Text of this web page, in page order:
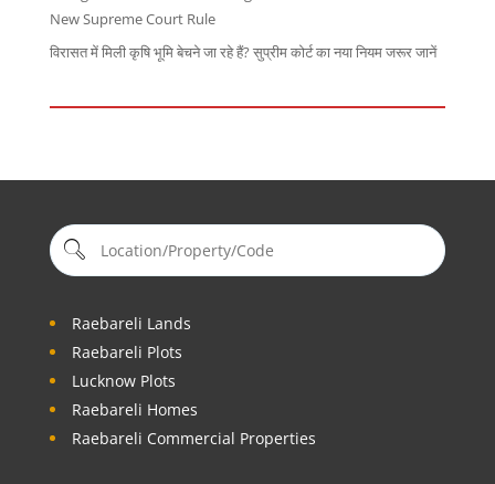
New Supreme Court Rule
विरासत में मिली कृषि भूमि बेचने जा रहे हैं? सुप्रीम कोर्ट का नया नियम जरूर जानें
Raebareli Lands
Raebareli Plots
Lucknow Plots
Raebareli Homes
Raebareli Commercial Properties